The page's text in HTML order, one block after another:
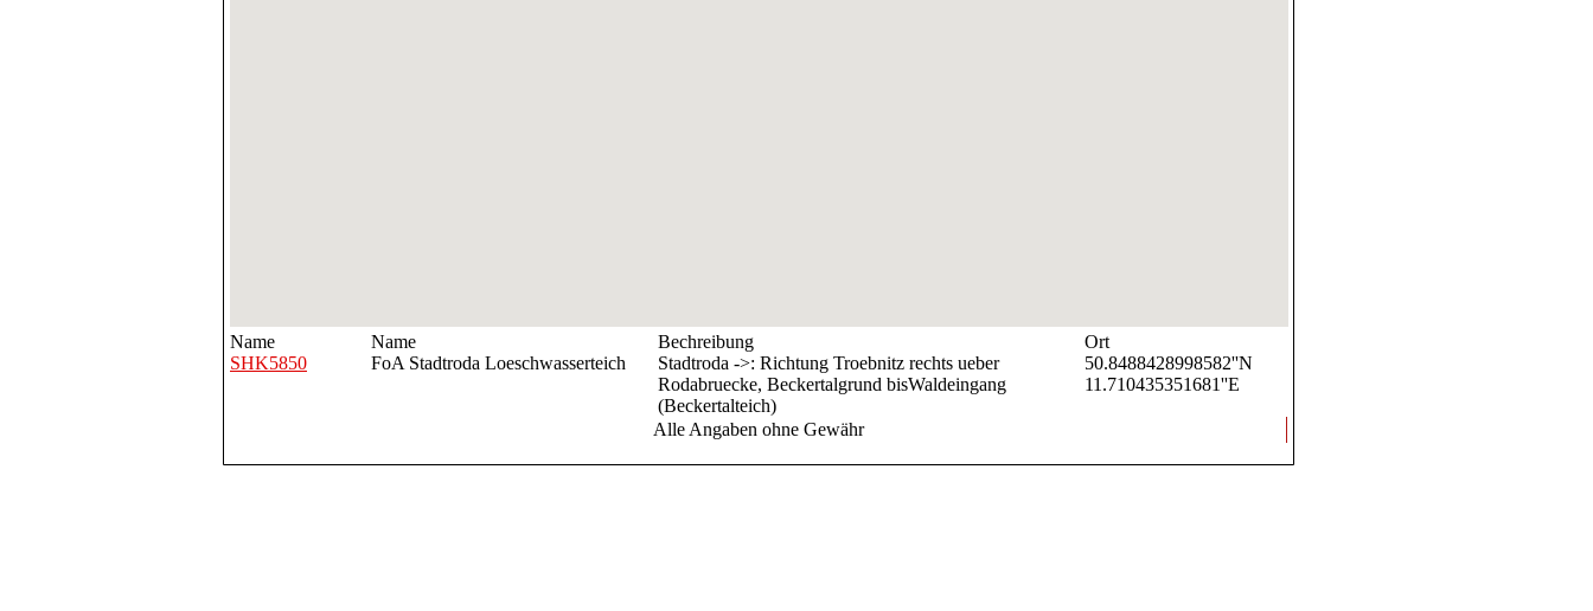
Name Name Bechreibung
Ort
SHK5850
FoA Stadtroda Loeschwasserteich
Stadtroda ->: Richtung Troebnitz rechts ueber
Rodabruecke, Beckertalgrund bisWaldeingang
(Beckertalteich)
50.8488428998582''N
11.710435351681''E
Alle Angaben ohne Gewähr